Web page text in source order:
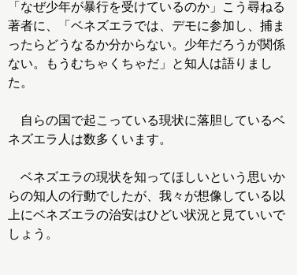
「なぜ少年が暴行を受けているのか」こう尋ねる
著者に、「ベネズエラでは、デモに参加し、捕ま
ったらどうなるか分からない。少年だろうが関係
ない。もうむちゃくちゃだ」と知人は語りまし
た。
自らの国で起こっている現状に落胆しているベ
ネズエラ人は数多くいます。
ベネズエラの現状を知ってほしいという思いか
らの知人の行動でしたが、我々が想像している以
上にベネズエラの治安はひどい状況と見ていいで
しょう。